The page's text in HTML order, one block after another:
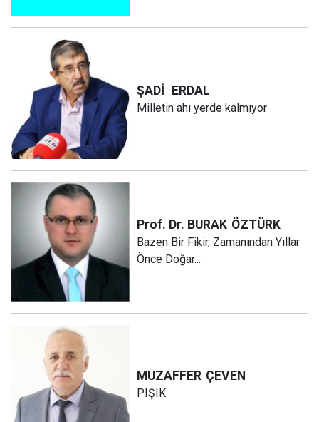
ŞADİ ERDAL
Milletin ahı yerde kalmıyor
Prof. Dr. BURAK ÖZTÜRK
Bazen Bir Fikir, Zamanından Yıllar
Önce Doğar...
MUZAFFER ÇEVEN
PIŞIK